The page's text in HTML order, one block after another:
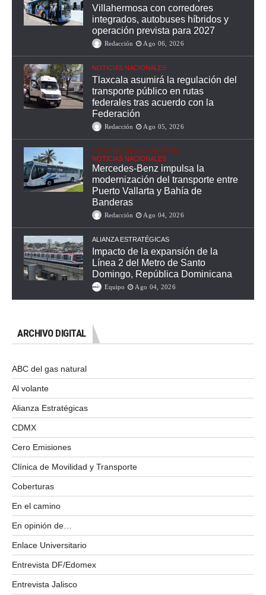
Villahermosa con corredores
integrados, autobuses híbridos y
operación prevista para 2027
Redacción Ago 06, 2026
NOTICIAS NACIONALES
Tlaxcala asumirá la regulación del
transporte público en rutas
federales tras acuerdo con la
Federación
Redacción Ago 05, 2026
NOTICIAS DE LA INDUSTRIA
NOTICIAS NACIONALES
Mercedes-Benz impulsa la
modernización del transporte entre
Puerto Vallarta y Bahía de
Banderas
Redacción Ago 04, 2026
ALIANZA ESTRATÉGICAS
Impacto de la expansión de la
Línea 2 del Metro de Santo
Domingo, República Dominicana
Equipo Ago 04, 2026
ARCHIVO DIGITAL
ABC del gas natural
Al volante
Alianza Estratégicas
CDMX
Cero Emisiones
Clínica de Movilidad y Transporte
Coberturas
En el camino
En opinión de…
Enlace Universitario
Entrevista DF/Edomex
Entrevista Jalisco